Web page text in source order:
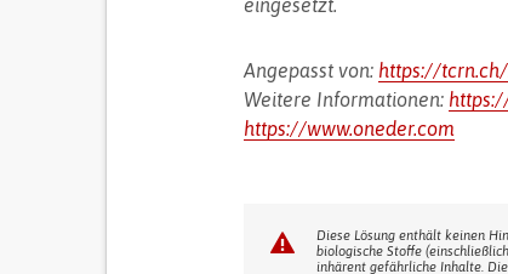
eingesetzt.
Angepasst von: https://tcrn.ch/
Weitere Informationen:
https://www.oneder.com
Diese Lösung enthält keinen
biologische Stoffe
inhärent gefährliche Inhalte.